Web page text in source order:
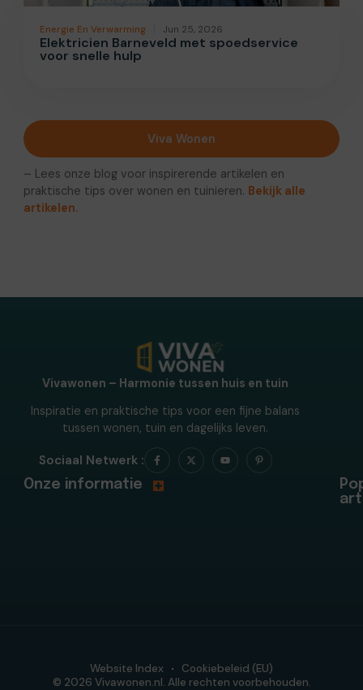
Energie En Verwarming Jun 25, 2026
Elektricien Barneveld met spoedservice
voor snelle hulp
Viva Wonen
– Lees onze blog voor inspirerende artikelen en
praktische tips over wonen en tuinieren. Bekijk alle
artikelen.
Vivawonen – Harmonie tussen huis en tuin
Inspiratie en praktische tips voor een fijne balans
tussen wonen, tuin en dagelijks leven.
Sociaal Netwerk :
Onze informatie
© 2026 Vivawonen.nl. Alle rechten voorbehouden.
Website Index Cookiebeleid (EU)